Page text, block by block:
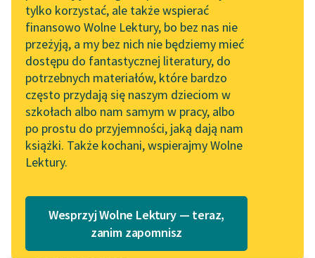
literatury skandynawskiej
Spotkanie z Katarzyną
Tunkiel w Oslo
Wolne Lektury na 32.
Pol’and’Rock Festivalu
„Kochanek Lady
Chatterley” do słuchania
na Wolnych Lekturach
Blog
Lektury szkolne i klasyka
czytających
API
OAI-PMH
Widget Wolnych Lektur
Przypisy
Katalog w formacie PDF
tylko korzystać, ale także wspierać
finansowo Wolne Lektury, bo bez nas nie
przeżyją, a my bez nich nie będziemy mieć
dostępu do fantastycznej literatury, do
potrzebnych materiałów, które bardzo
często przydają się naszym dzieciom w
szkołach albo nam samym w pracy, albo
po prostu do przyjemności, jaką dają nam
książki. Także kochani, wspierajmy Wolne
Lektury.
Wesprzyj Wolne Lektury — teraz,
zanim zapomnisz
Około południa poczęli
się zjeżdżać goście i po
staremu ci, co mieli
drogę najdalszą,
przyjechali...
Czytaj więcej